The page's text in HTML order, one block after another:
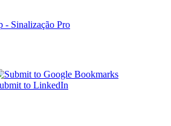
- Sinalização Pro